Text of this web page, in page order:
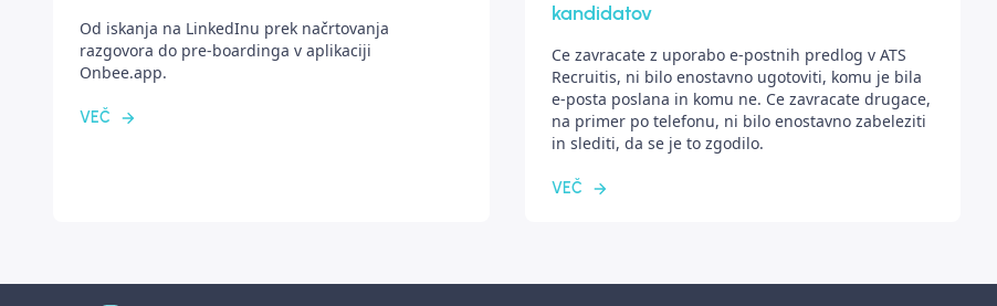
Od iskanja na LinkedInu prek načrtovanja
razgovora do pre-boardinga v aplikaciji
Onbee.app.
VEČ
kandidatov
Ce zavracate z uporabo e-postnih predlog v ATS
Recruitis, ni bilo enostavno ugotoviti, komu je bila
e-posta poslana in komu ne. Ce zavracate drugace,
na primer po telefonu, ni bilo enostavno zabeleziti
in slediti, da se je to zgodilo.
VEČ